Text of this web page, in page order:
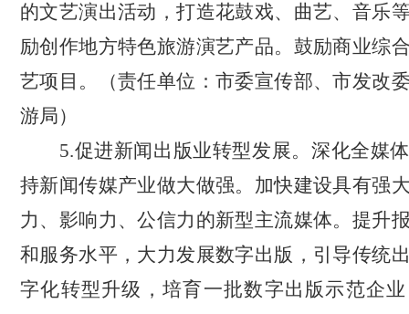
的文艺演出活动，打造花鼓戏、曲艺、音乐
励创作地方特色旅游演艺产品。鼓励商业综
艺项目。
（责任单位：市委宣传部、市发改
游局）
5.促进新闻出版业转型发展。 深化全媒
持新闻传媒产业做大做强。加快建设具有强
力、影响力、公信力的新型主流媒体。提升
和服务水平 ， 大力发展数字出版 ， 引导传统
字化转型升级 ，培育一批数字出版示范企业